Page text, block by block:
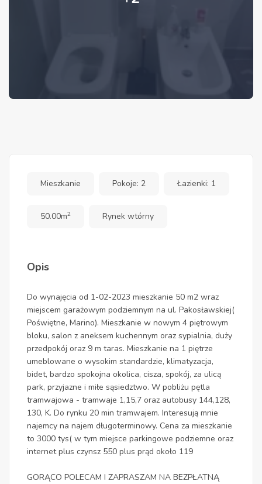
Mieszkanie Pokoje: 2 Łazienki: 1
50.00m2 Rynek wtórny
Opis
Do wynajęcia od 1-02-2023 mieszkanie 50 m2 wraz
miejscem garażowym podziemnym na ul. Pakosławskiej(
Poświętne, Marino). Mieszkanie w nowym 4 piętrowym
bloku, salon z aneksem kuchennym oraz sypialnia, duży
przedpokój oraz 9 m taras. Mieszkanie na 1 piętrze
umeblowane o wysokim standardzie, klimatyzacja,
bidet, bardzo spokojna okolica, cisza, spokój, za ulicą
park, przyjazne i miłe sąsiedztwo. W pobliżu pętla
tramwajowa - tramwaje 1,15,7 oraz autobusy 144,128,
130, K. Do rynku 20 min tramwajem. Interesują mnie
najemcy na najem długoterminowy. Cena za mieszkanie
to 3000 tys( w tym miejsce parkingowe podziemne oraz
internet plus czynsz 550 plus prąd około 119
GORĄCO POLECAM I ZAPRASZAM NA BEZPŁATNĄ